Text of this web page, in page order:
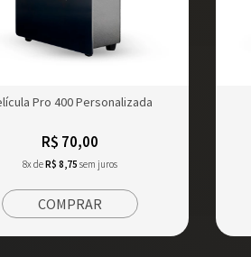
Pro 400 Personalizada
R$ 70,00
8x deR$ 8,75 sem juros
COMPRAR